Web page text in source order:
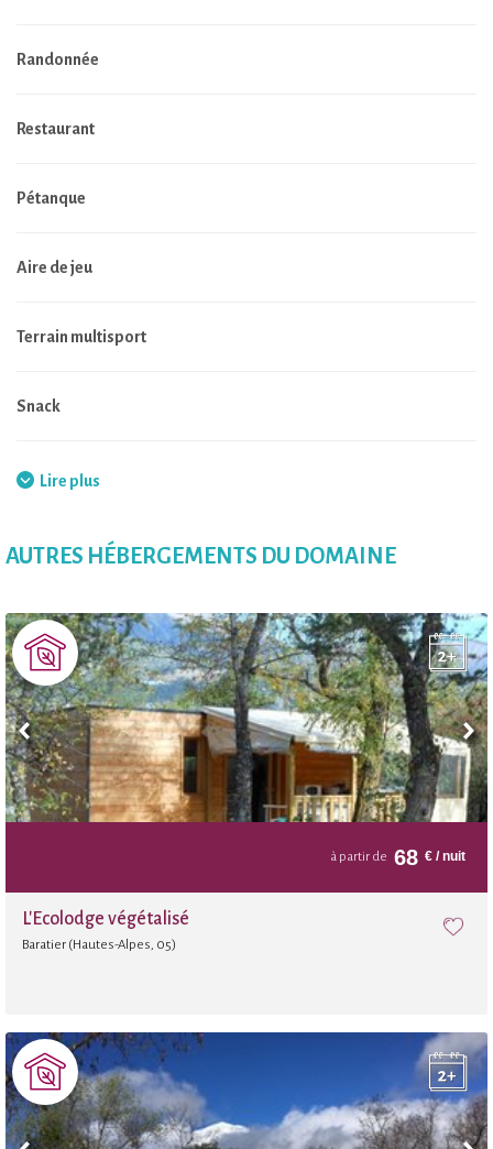
Randonnée
Restaurant
Pétanque
Aire de jeu
Terrain multisport
Snack
Internet
Laverie automatique
Jeux de société
Lire plus
AUTRES HÉBERGEMENTS DU DOMAINE
à partir de 68 € / nuit
L'Ecolodge végétalisé
Baratier (Hautes-Alpes, 05)